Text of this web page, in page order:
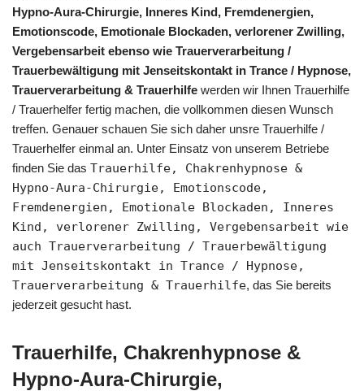
Hypno-Aura-Chirurgie, Inneres Kind, Fremdenergien,
Emotionscode, Emotionale Blockaden, verlorener Zwilling,
Vergebensarbeit ebenso wie Trauerverarbeitung /
Trauerbewältigung mit Jenseitskontakt in Trance / Hypnose,
Trauerverarbeitung & Trauerhilfe werden wir Ihnen Trauerhilfe
/ Trauerhelfer fertig machen, die vollkommen diesen Wunsch
treffen. Genauer schauen Sie sich daher unsre Trauerhilfe /
Trauerhelfer einmal an. Unter Einsatz von unserem Betriebe
finden Sie das Trauerhilfe, Chakrenhypnose &
Hypno-Aura-Chirurgie, Emotionscode,
Fremdenergien, Emotionale Blockaden, Inneres
Kind, verlorener Zwilling, Vergebensarbeit wie
auch Trauerverarbeitung / Trauerbewältigung
mit Jenseitskontakt in Trance / Hypnose,
Trauerverarbeitung & Trauerhilfe, das Sie bereits
jederzeit gesucht hast.
Trauerhilfe, Chakrenhypnose &
Hypno-Aura-Chirurgie,